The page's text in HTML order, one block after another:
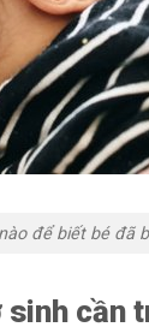
để biết bé đã
cần